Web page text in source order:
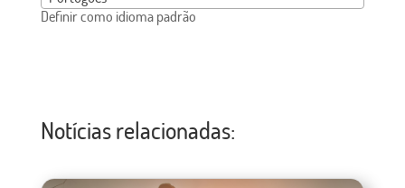
Definir como idioma padrão
Notícias relacionadas: